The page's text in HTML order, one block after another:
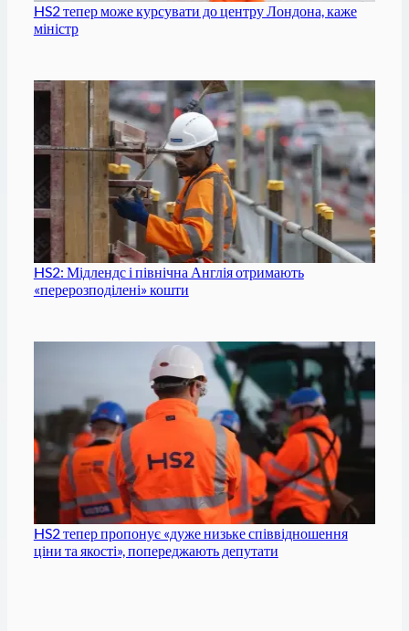
HS2 тепер може курсувати до центру Лондона, каже
міністр
HS2: Мідлендс і північна Англія отримають
«перерозподілені» кошти
HS2 тепер пропонує «дуже низьке співвідношення
ціни та якості», попереджають депутати